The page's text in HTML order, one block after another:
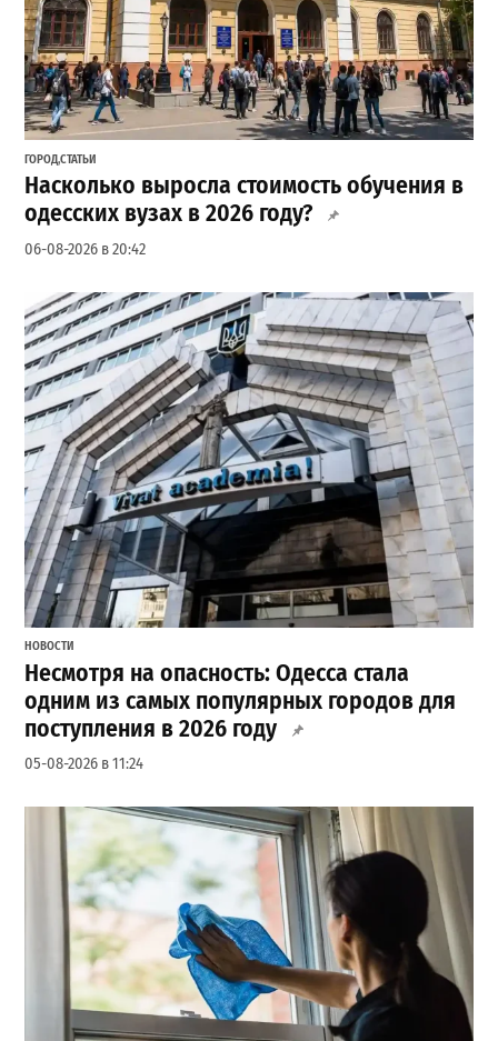
ГОРОД,СТАТЬИ
Насколько выросла стоимость обучения в
одесских вузах в 2026 году?
06-08-2026 в 20:42
НОВОСТИ
Несмотря на опасность: Одесса стала
одним из самых популярных городов для
поступления в 2026 году
05-08-2026 в 11:24